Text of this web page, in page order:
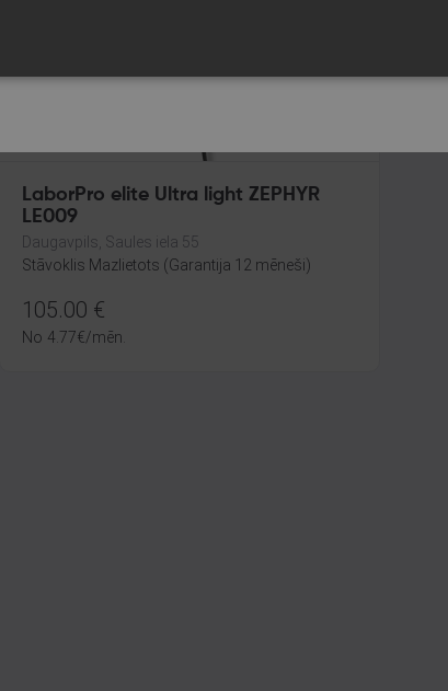
LaborPro elite Ultra light ZEPHYR
LE009
Daugavpils, Saules iela 55
Stāvoklis Mazlietots (Garantija 12 mēneši)
105.00 €
No 4.77€/mēn.